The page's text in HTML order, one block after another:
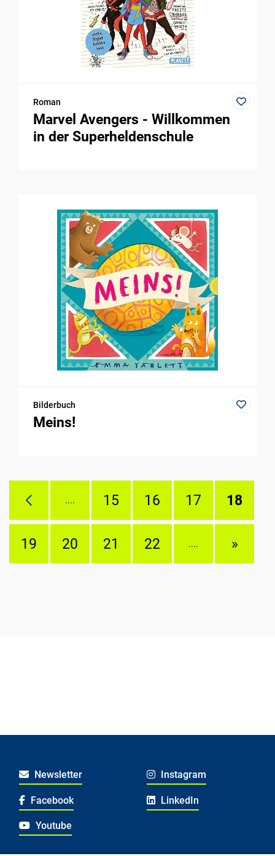
Roman
Marvel Avengers - Willkommen
in der Superheldenschule
Bilderbuch
Meins!
.... 15 16 17 18
19 20 21 22 .... »
Newsletter Instagram
Facebook LinkedIn
Youtube